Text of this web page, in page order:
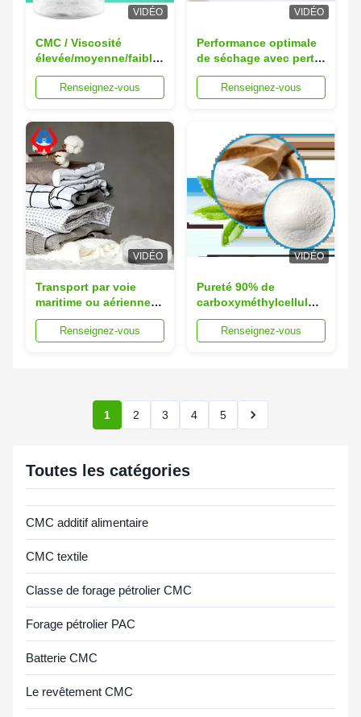
VIDÉO
CMC / Viscosité
élevée/moyenne/faible
Vente directe par usine
de CMCRenseignez-vous
VIDÉO
Performance optimale
de séchage avec perte
de séchage à une
valeur de Ph de 6,0 à
Renseignez-vous
VIDÉO
Transport par voie
maritime ou aérienne
Perte lors de l'essai à
l'assèchement
Renseignez-vous
VIDÉO
Pureté 90% de
carboxyméthylcellulose
CMC Viscosité élevée
Stable dans les
Renseignez-vous
1 2 3 4 5
Toutes les catégories
CMC additif alimentaire
CMC textile
Classe de forage pétrolier CMC
Forage pétrolier PAC
Batterie CMC
Le revêtement CMC